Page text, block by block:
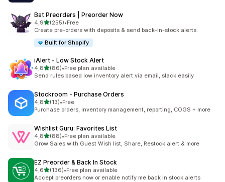
Bat Preorders | Preorder Now
4,95 yıldız üzerinden
(255)
toplam 255 değerlendirme
•Free
Create pre-orders with deposits & send back-in-stock alerts.
Built for Shopify
iAlert ‑ Low Stock Alert
4,85 yıldız üzerinden
(86)
toplam 86 değerlendirme
•Free plan available
Send rules based low inventory alert via email, slack easily
Stockroom ‑ Purchase Orders
4,85 yıldız üzerinden
(13)
toplam 13 değerlendirme
•Free
Purchase orders, inventory management, reporting, COGS + more
Wishlist Guru: Favorites List
4,85 yıldız üzerinden
(88)
toplam 88 değerlendirme
•Free plan available
Grow Sales with Guest Wish list, Share, Restock alert & more
EZ Preorder & Back In Stock
4,65 yıldız üzerinden
(136)
toplam 136 değerlendirme
•Free plan available
Accept preorders now or enable notify me back in stock alerts